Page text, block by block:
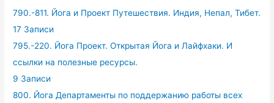
790.-811. Йога и Проект Путешествия. Индия, Непал, Тибет.
17 Записи
795.-220. Йога Проект. Открытая Йога и Лайфхаки. И
ссылки на полезные ресурсы.
9 Записи
800. Йога Департаменты по поддержанию работы всех